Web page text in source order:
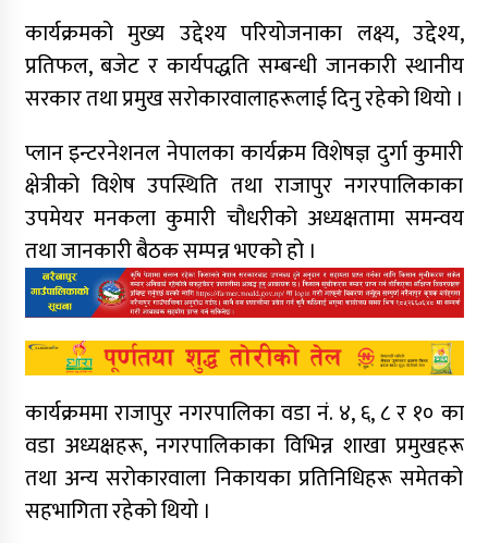
कार्यक्रमको मुख्य उद्देश्य परियोजनाका लक्ष्य, उद्देश्य,
प्रतिफल, बजेट र कार्यपद्धति सम्बन्धी जानकारी स्थानीय
सरकार तथा प्रमुख सरोकारवालाहरूलाई दिनु रहेको थियो ।
प्लान इन्टरनेशनल नेपालका कार्यक्रम विशेषज्ञ दुर्गा कुमारी
क्षेत्रीको विशेष उपस्थिति तथा राजापुर नगरपालिकाका
उपमेयर मनकला कुमारी चौधरीको अध्यक्षतामा समन्वय
तथा जानकारी बैठक सम्पन्न भएको हो ।
कार्यक्रममा राजापुर नगरपालिका वडा नं. ४, ६, ८ र १० का
वडा अध्यक्षहरू, नगरपालिकाका विभिन्न शाखा प्रमुखहरू
तथा अन्य सरोकारवाला निकायका प्रतिनिधिहरू समेतको
सहभागिता रहेको थियो ।